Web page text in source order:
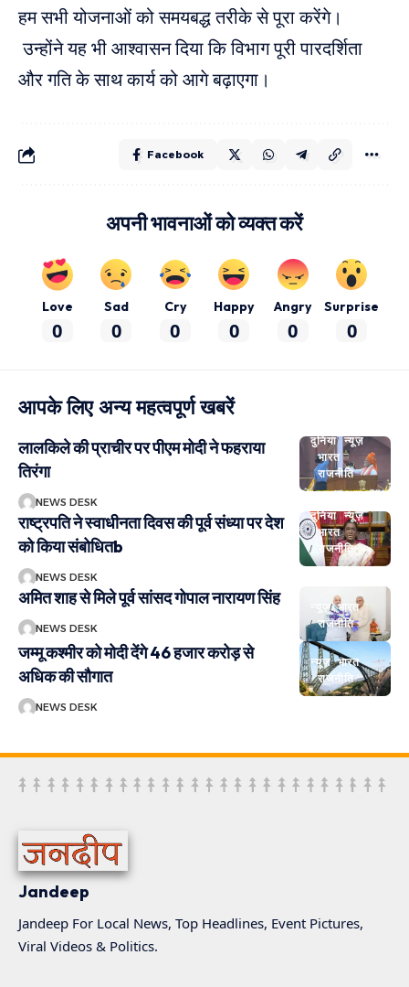
हम सभी योजनाओं को समयबद्ध तरीके से पूरा करेंगे।
उन्होंने यह भी आश्वासन दिया कि विभाग पूरी पारदर्शिता
और गति के साथ कार्य को आगे बढ़ाएगा।
Facebook
अपनी भावनाओं को व्यक्त करें
Love
0
Sad
0
Cry
0
Happy
0
Angry
0
Surprise
0
आपके लिए अन्य महत्वपूर्ण खबरें
दुनिया न्यूज़
भारत
राजनीति
लालकिले की प्राचीर पर पीएम मोदी ने फहराया
तिरंगा
NEWS DESK
दुनिया न्यूज़
भारत
राजनीति
राष्ट्रपति ने स्वाधीनता दिवस की पूर्व संध्या पर देश
को किया संबोधितb
NEWS DESK
न्यूज़ भारत
राजनीति
अमित शाह से मिले पूर्व सांसद गोपाल नारायण सिंह
NEWS DESK
न्यूज़ भारत
राजनीति
जम्मू कश्मीर को मोदी देंगे 46 हजार करोड़ से
अधिक की सौगात
NEWS DESK
Jandeep
Jandeep For Local News, Top Headlines, Event Pictures,
Viral Videos & Politics.